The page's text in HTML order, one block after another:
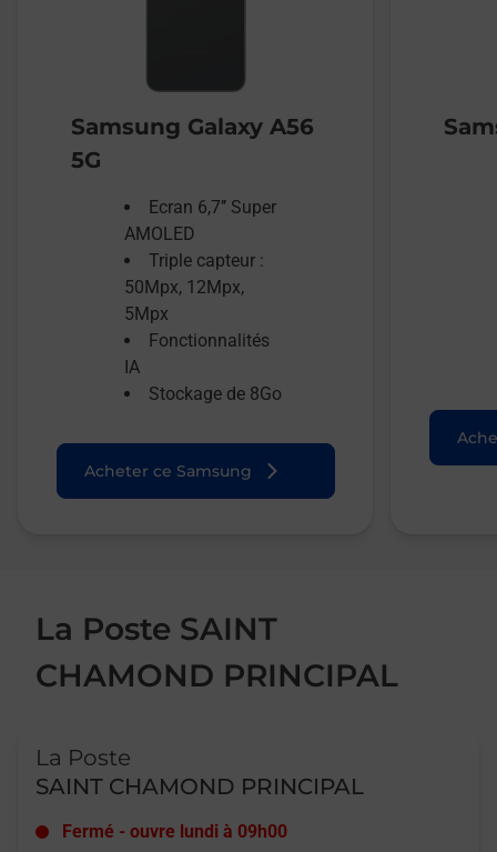
Samsung Galaxy A56
5G
Ecran 6,7’’ Super
AMOLED
Triple capteur :
50Mpx, 12Mpx,
5Mpx
Fonctionnalités
IA
Stockage de 8Go
Acheter ce Samsung
La Poste SAINT
CHAMOND PRINCIPAL
La Poste
SAINT CHAMOND PRINCIPAL
Fermé - ouvre lundi à 09h00